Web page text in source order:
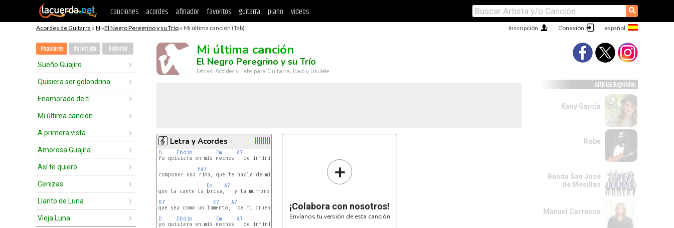
canciones acordes afinador favoritos guitarra piano videos ⚲
Acordes de Guitarra » N »El Negro Peregrino y su Trío » Mi última canción (Tab) Conexión
Inscripción
Populares del Artista Historial
Sueño Guajiro
Quisiera ser golondrina
Enamorado de tí
Mi última canción
A primera vista
Amorosa Guajira
Así te quiero
Cenizas
Llanto de Luna
Vieja Luna
Mi última canción
El Negro Peregrino y su Trío
Letras, Acordes y Tabs para Guitarra, Bajo y Ukulele
Letra y Acordes
D Ebdim Em A7
Yo quisiera en mis noches   de infinita tristeza,
F#7
componer una rima, que te hable de mi amor,
Em
A7
que la cante la brisa,   y la murmure el viento,
B7
E7 A7
que sea como un lamento,  de mi cruento dolor;
D
Ebdim Em A7
D
yo quisiera en mis noches   de infinita tristeza,
+
¡Colabora con nosotros!
Envíanos tu versión de esta canción
Artistas Sugeridos
Kany García
Robe
Banda San José
de Mesillas
Manuel Carrasco